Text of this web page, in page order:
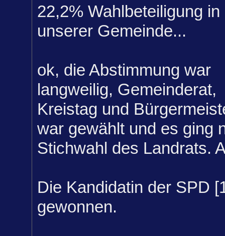
22,2% Wahlbeteiligung in
unserer Gemeinde...
ok, die Abstimmung war
langweilig, Gemeinderat,
Kreistag und
war gewählt und es ging
Stichwahl des Landrats.
Die Kandidatin der SPD
gewonnen.